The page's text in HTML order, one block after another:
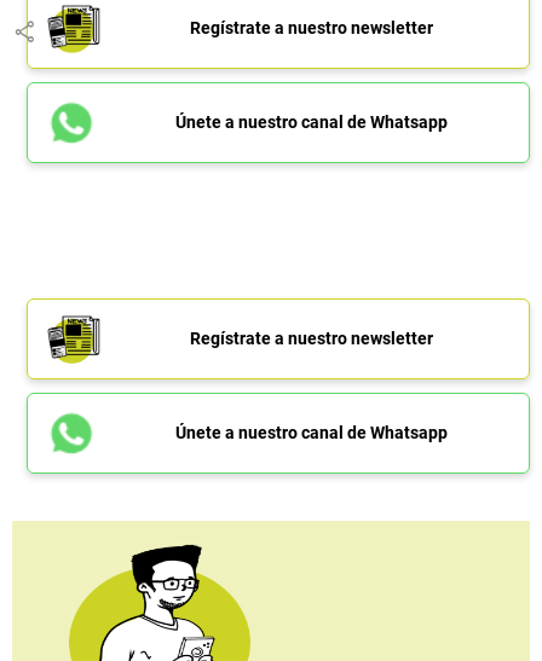
share Regístrate a nuestro newsletter
Únete a nuestro canal de Whatsapp
Regístrate a nuestro newsletter
Únete a nuestro canal de Whatsapp